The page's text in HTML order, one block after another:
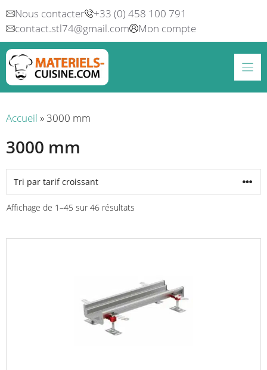
Aller
au
contenu
Nous contacter
+33 (0) 458 100 791
contact.stl74@gmail.com
Mon compte
Accueil » 3000 mm
3000 mm
Affichage de 1–45 sur 46 résultats